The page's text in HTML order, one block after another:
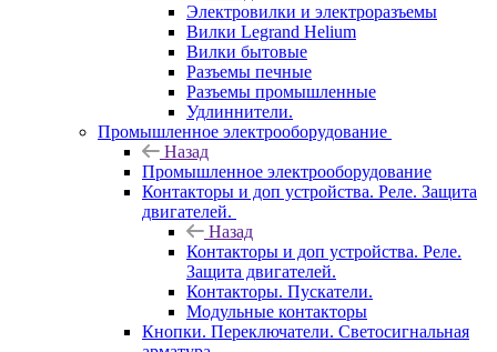
Электровилки и электроразъемы
Вилки Legrand Helium
Вилки бытовые
Разъемы печные
Разъемы промышленные
Удлиннители.
Промышленное электрооборудование
Назад
Промышленное электрооборудование
Контакторы и доп устройства. Реле. Защита
двигателей.
Назад
Контакторы и доп устройства. Реле.
Защита двигателей.
Контакторы. Пускатели.
Модульные контакторы
Кнопки. Переключатели. Светосигнальная